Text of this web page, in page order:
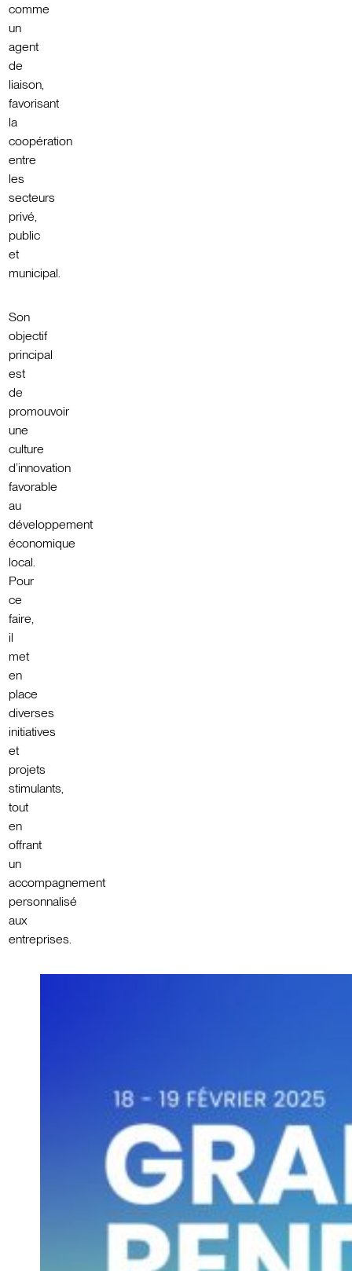
comme
un
agent
de
liaison,
favorisant
la
coopération
entre
les
secteurs
privé,
public
et
municipal.
Son
objectif
principal
est
de
promouvoir
une
culture
d’innovation
favorable
au
développement
économique
local.
Pour
ce
faire,
il
met
en
place
diverses
initiatives
et
projets
stimulants,
tout
en
offrant
un
accompagnement
personnalisé
aux
entreprises.